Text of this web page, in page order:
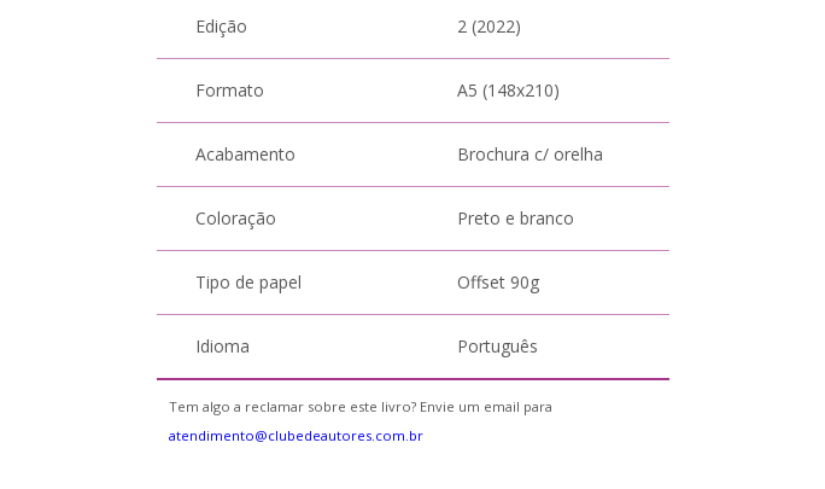
Edição 2 (2022)
Formato A5 (148x210)
Acabamento Brochura c/ orelha
Coloração Preto e branco
Tipo de papel Offset 90g
Idioma Português
Tem algo a reclamar sobre este livro? Envie um email para
atendimento@clubedeautores.com.br